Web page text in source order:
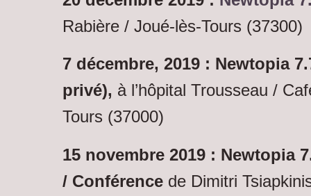
Rabière / Joué-lès-Tours (37300)
7 décembre, 2019 : Newtopia
privé), à l’hôpital Trousseau /
Tours (37000)
15 novembre 2019 : Newtopia
/ Conférence de Dimitri